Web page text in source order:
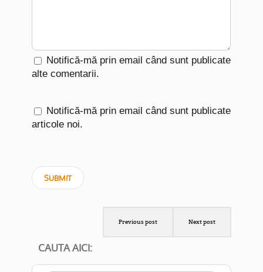
Notifică-mă prin email când sunt publicate
alte comentarii.
Notifică-mă prin email când sunt publicate
articole noi.
Previous post Next post
CAUTA AICI: